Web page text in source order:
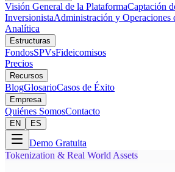
Visión General de la PlataformaCaptación
InversionistaAdministración y Operaciones
Analítica
Estructuras
FondosSPVsFideicomisos
Precios
Recursos
BlogGlosarioCasos de Éxito
Empresa
Quiénes SomosContacto
EN ES
Demo Gratuita
Tokenization & Real World Assets